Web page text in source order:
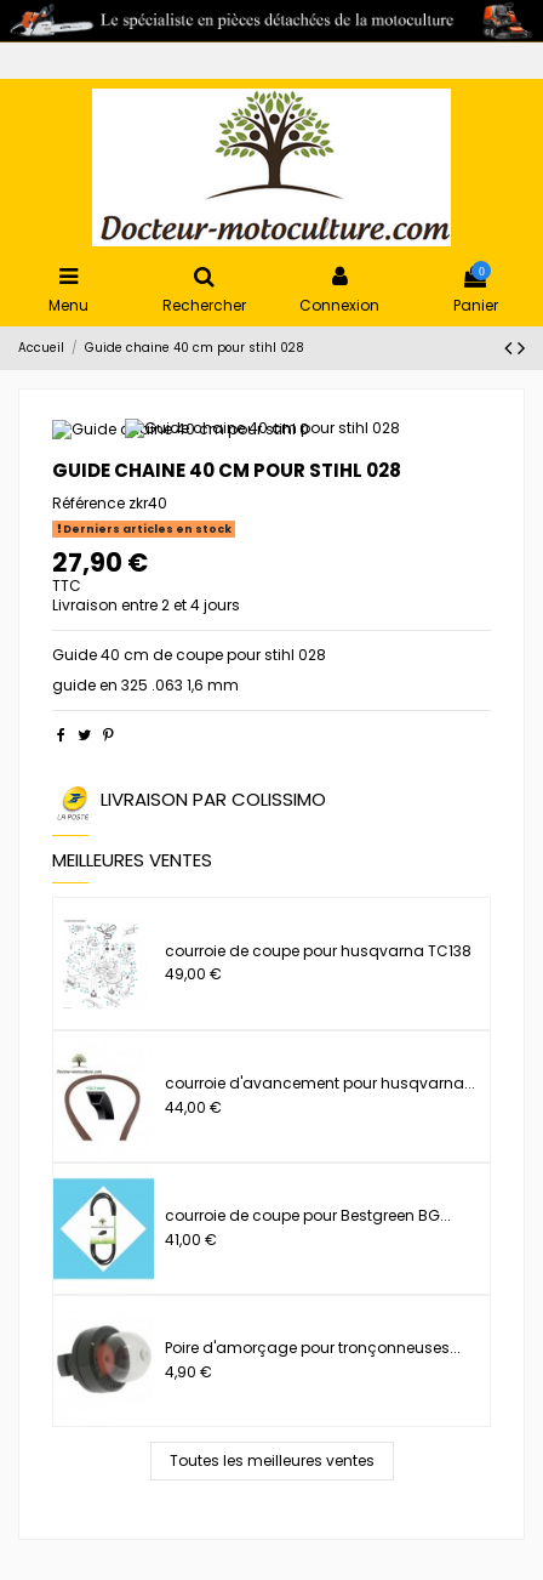
Menu Rechercher Connexion
0
Panier
Accueil Guide chaine 40 cm pour stihl 028
GUIDE CHAINE 40 CM POUR STIHL 028
Référence zkr40
Derniers articles en stock
27,90 €
TTC
Livraison entre 2 et 4 jours
Guide 40 cm de coupe pour stihl 028
guide en 325 .063 1,6 mm
LIVRAISON PAR COLISSIMO
MEILLEURES VENTES
courroie de coupe pour husqvarna TC138
49,00 €
courroie d'avancement pour husqvarna...
44,00 €
courroie de coupe pour Bestgreen BG...
41,00 €
Poire d'amorçage pour tronçonneuses...
4,90 €
Toutes les meilleures ventes